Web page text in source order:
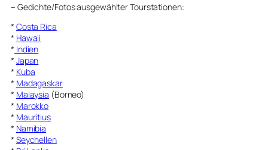
– Gedichte/Fotos ausgewählter Tourstationen:
* Costa Rica
* Hawaii
* Indien
* Japan
* Kuba
* Madagaskar
* Malaysia (Borneo)
* Marokko
* Mauritius
* Namibia
* Seychellen